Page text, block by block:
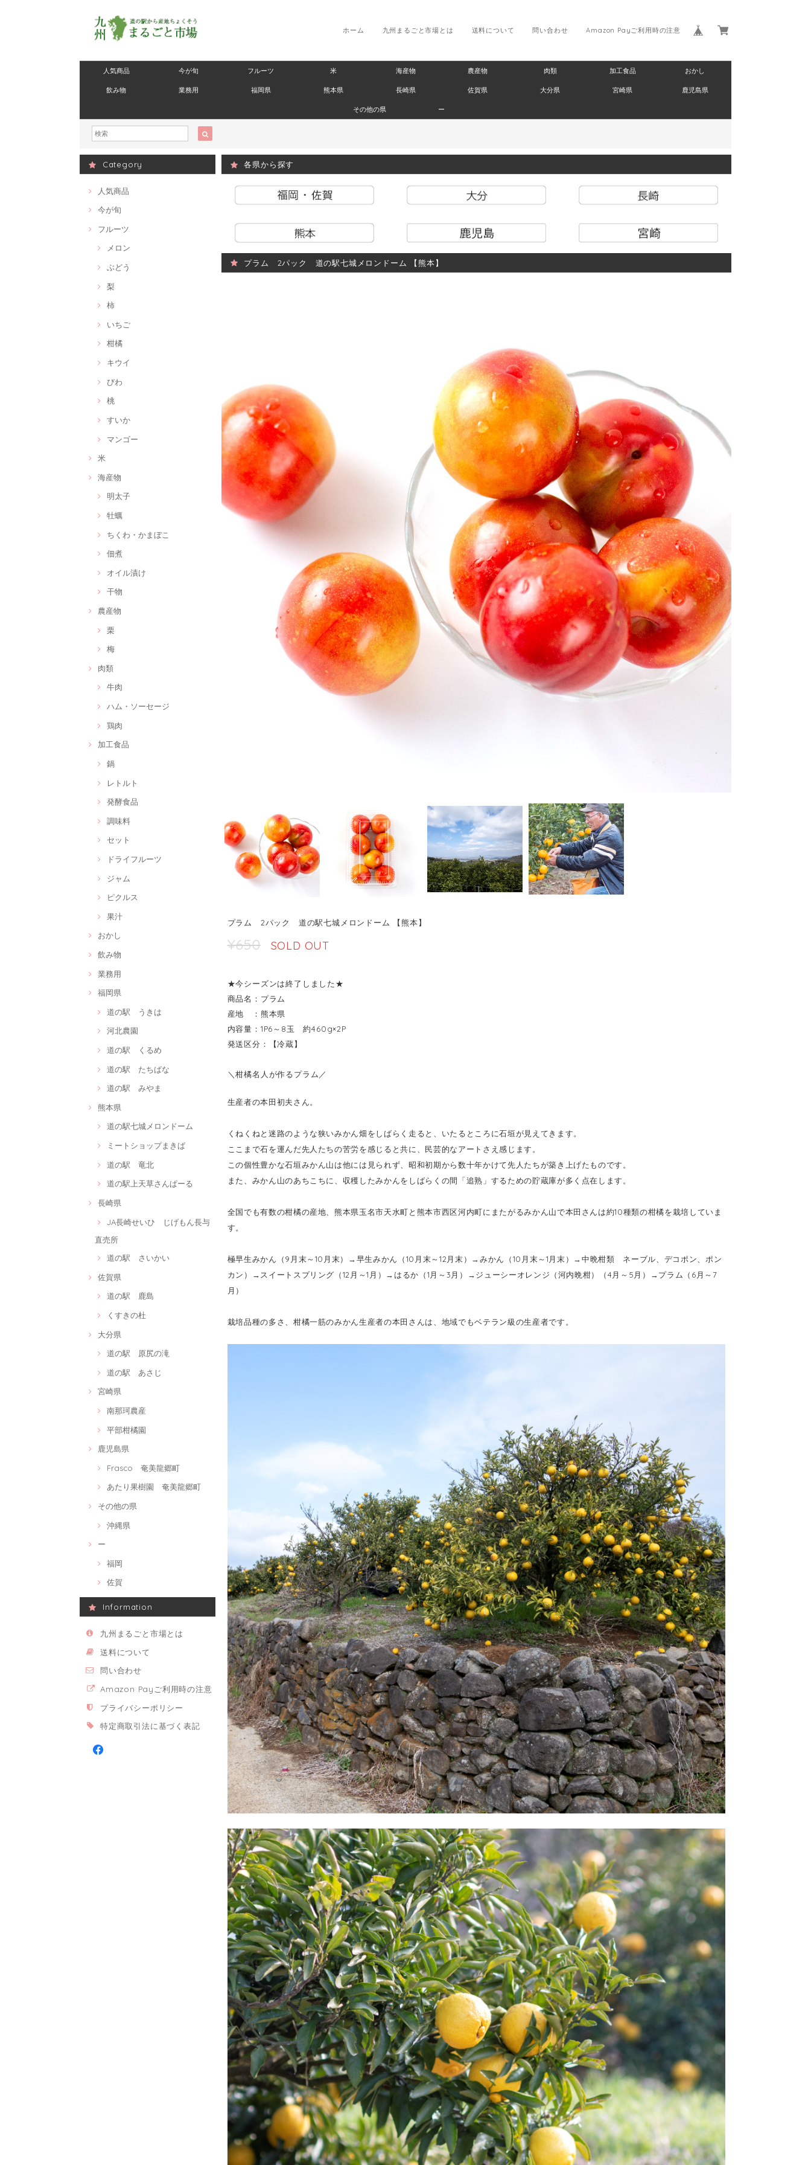
Amazon Payご利用時の注意
問い合わせ
送料について
九州まるごと市場とは
ホーム
人気商品 今が旬 フルーツ 米 海産物 農産物 肉類 加工食品 おかし
飲み物 業務用 福岡県 熊本県 長崎県 佐賀県 大分県 宮崎県 鹿児島県
その他の県 ー
Category
人気商品
今が旬
フルーツ
メロン
ぶどう
梨
柿
いちご
柑橘
キウイ
びわ
桃
すいか
マンゴー
米
海産物
明太子
牡蠣
ちくわ・かまぼこ
佃煮
オイル漬け
干物
農産物
栗
梅
肉類
牛肉
ハム・ソーセージ
鶏肉
加工食品
鍋
レトルト
発酵食品
調味料
セット
ドライフルーツ
ジャム
ピクルス
果汁
おかし
飲み物
業務用
福岡県
道の駅 うきは
河北農園
道の駅 くるめ
道の駅 たちばな
道の駅 みやま
熊本県
道の駅七城メロンドーム
ミートショップまきば
道の駅 竜北
道の駅上天草さんぱーる
長崎県
JA長崎せいひ じげもん長与
直売所
道の駅 さいかい
佐賀県
道の駅 鹿島
くすきの杜
大分県
道の駅 原尻の滝
道の駅 あさじ
宮崎県
南那珂農産
平部柑橘園
鹿児島県
Frasco 奄美龍郷町
あたり果樹園 奄美龍郷町
その他の県
沖縄県
ー
福岡
佐賀
Information
九州まるごと市場とは
送料について
問い合わせ
Amazon Payご利用時の注意
プライバシーポリシー
特定商取引法に基づく表記
各県から探す
プラム 2パック 道の駅七城メロンドーム 【熊本】
プラム 2パック 道の駅七城メロンドーム 【熊本】
¥650 SOLD OUT
★今シーズンは終了しました★
商品名：プラム
産地 ：熊本県
内容量：1P6～8玉 約460g×2P
発送区分：【冷蔵】
＼柑橘名人が作るプラム／
生産者の本田初夫さん。
くねくねと迷路のような狭いみかん畑をしばらく走ると、いたるところに石垣が見えてきます。
ここまで石を運んだ先人たちの苦労を感じると共に、民芸的なアートさえ感じます。
この個性豊かな石垣みかん山は他には見られず、昭和初期から数十年かけて先人たちが築き上げたものです。
また、みかん山のあちこちに、収穫したみかんをしばらくの間「追熟」するための貯蔵庫が多く点在します。
全国でも有数の柑橘の産地、熊本県玉名市天水町と熊本市西区河内町にまたがるみかん山で本田さんは約10種類の柑橘を栽培していま
す。
極早生みかん（9月末～10月末）→早生みかん（10月末～12月末）→みかん（10月末～1月末）→中晩柑類 ネーブル、デコポン、ポン
カン）→スイートスプリング（12月～1月）→はるか（1月～3月）→ジューシーオレンジ（河内晩柑）（4月～5月）→プラム（6月～7
月）
栽培品種の多さ、柑橘一筋のみかん生産者の本田さんは、地域でもベテラン級の生産者です。